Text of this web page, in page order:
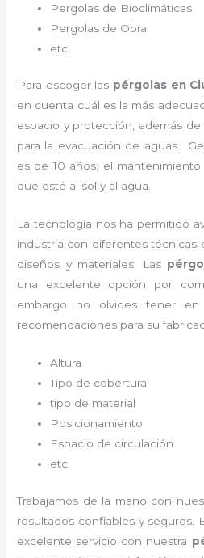
Pergolas de Bioclimáticas
Pergolas de Obra
etc
Para escoger las pérgolas en
en cuenta cuál es la más
espacio y protección, además
para la evacuación de aguas.
es de 10 años; el
que esté al sol y al agua.
La tecnología nos ha permitido
industria con diferentes técnicas
diseños y materiales. Las
una excelente opción por
embargo no olvides tener
recomendaciones para su
Altura
Tipo de cobertura
tipo de material
Posicionamiento
Espacio de circulación
etc
Trabajamos de la mano con
resultados confiables y seguros.
excelente servicio con nuestra